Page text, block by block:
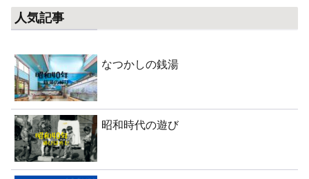
人気記事
なつかしの銭湯
昭和時代の遊び